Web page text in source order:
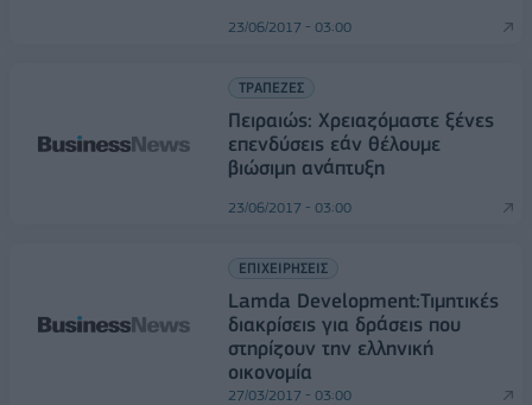
23/06/2017 - 03:00
ΤΡΑΠΕΖΕΣ
Πειραιώς: Χρειαζόμαστε ξένες
επενδύσεις εάν θέλουμε
βιώσιμη ανάπτυξη
23/06/2017 - 03:00
ΕΠΙΧΕΙΡΗΣΕΙΣ
Lamda Development:Τιμητικές
διακρίσεις για δράσεις που
στηρίζουν την ελληνική
οικονομία
27/03/2017 - 03:00